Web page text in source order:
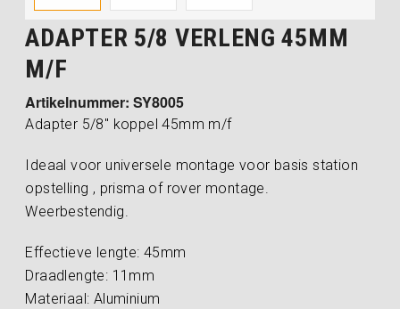
ADAPTER 5/8 VERLENG 45MM
M/F
Artikelnummer: SY8005
Adapter 5/8″ koppel 45mm m/f
Ideaal voor universele montage voor basis station
opstelling , prisma of rover montage.
Weerbestendig.
Effectieve lengte: 45mm
Draadlengte: 11mm
Materiaal: Aluminium